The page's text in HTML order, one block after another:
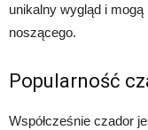
unikalny wygląd i
noszącego.
Popularność
Współcześnie czador